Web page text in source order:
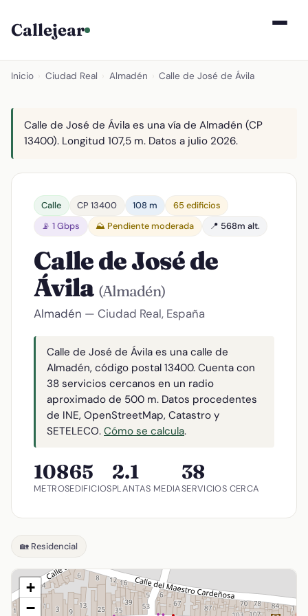
Callejear
Inicio Ciudad Real Almadén Calle de José de Ávila
Calle de José de Ávila es una vía de Almadén (CP
13400). Longitud 107,5 m. Datos a julio 2026.
Calle CP 13400 108 m
65 edificios
📡 1 Gbps
⛰️ Pendiente moderada 📍 568m alt.
Calle de José de
Ávila (Almadén)
Almadén — Ciudad Real, España
Calle de José de Ávila es una calle de
Almadén, código postal 13400. Cuenta con
38 servicios cercanos en un radio
aproximado de 500 m. Datos procedentes
de INE, OpenStreetMap, Catastro y
SETELECO. Cómo se calcula.
108
METROS
65
EDIFICIOS
2.1
PLANTAS MEDIA
38
SERVICIOS CERCA
🏡 Residencial
+
−